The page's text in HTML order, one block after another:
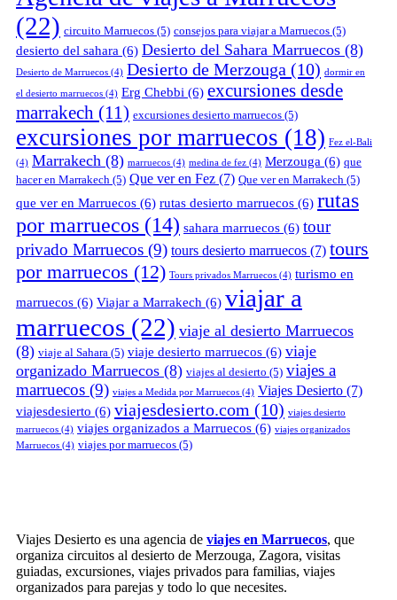
(22) circuito Marruecos (5) consejos para viajar a Marruecos (5)
desierto del sahara (6) Desierto del Sahara Marruecos (8)
Desierto de Marruecos (4) Desierto de Merzouga (10) dormir en
el desierto marruecos (4) Erg Chebbi (6) excursiones desde
marrakech (11) excursiones desierto marruecos (5)
excursiones por marruecos (18) Fez el-Bali
(4) Marrakech (8) marruecos (4) medina de fez (4) Merzouga (6) que
hacer en Marrakech (5) Que ver en Fez (7) Que ver en Marrakech (5)
que ver en Marruecos (6) rutas desierto marruecos (6) rutas
por marruecos (14) sahara marruecos (6) tour
privado Marruecos (9) tours desierto marruecos (7) tours
por marruecos (12) Tours privados Marruecos (4) turismo en
marruecos (6) Viajar a Marrakech (6) viajar a
marruecos (22) viaje al desierto Marruecos
(8) viaje al Sahara (5) viaje desierto marruecos (6) viaje
organizado Marruecos (8) viajes al desierto (5) viajes a
marruecos (9) viajes a Medida por Marruecos (4) Viajes Desierto (7)
viajesdesierto (6) viajesdesierto.com (10) viajes desierto
marruecos (4) viajes organizados a Marruecos (6) viajes organizados
Marruecos (4) viajes por marruecos (5)
Viajes Desierto es una agencia de viajes en Marruecos, que
organiza circuitos al desierto de Merzouga, Zagora, visitas
guiadas, excursiones, viajes privados para familias, viajes
organizados para parejas y todo lo que necesites.